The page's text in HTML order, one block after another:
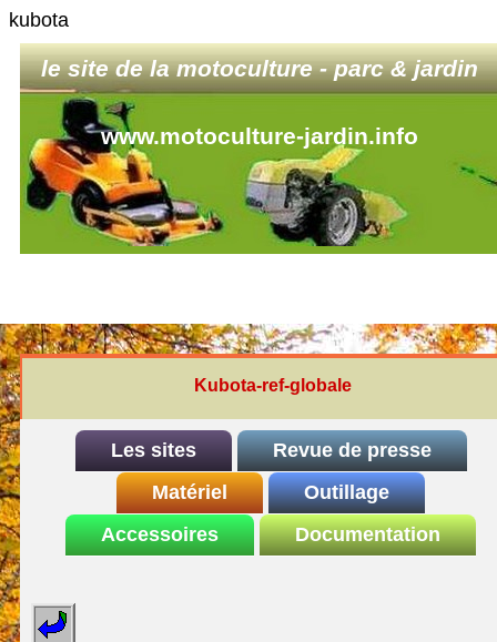
kubota
le site de la motoculture - parc & jardin
www.motoculture-jardin.info
Kubota-ref-globale
Les sites
INDEX
Le site de la
motoculture
Revue de presse
REDEXIM-et-Eliet
ELIET
Matériel
autoportee
SARP
Outillage
Affuteuse
Accessoires
Documentation